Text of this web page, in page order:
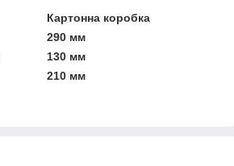
Картонна коробка
290 мм
130 мм
210 мм